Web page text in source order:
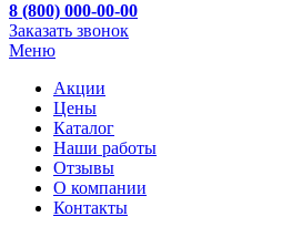
8 (800) 000-00-00
Заказать звонок
Меню
Акции
Цены
Каталог
Наши работы
Отзывы
О компании
Контакты